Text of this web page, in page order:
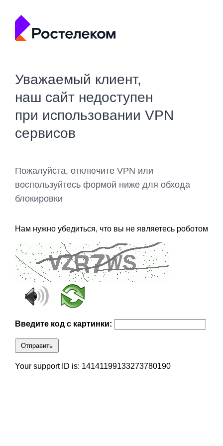
Уважаемый клиент,
наш сайт недоступен
при использовании VPN
сервисов
Пожалуйста, отключите VPN или
воспользуйтесь формой ниже для обхода
блокировки
Нам нужно убедиться, что вы не являетесь роботом
Введите код с картинки:
Отправить
Your support ID is: 14141199133273780190